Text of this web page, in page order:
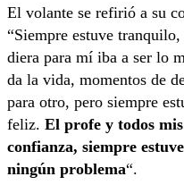
El volante se refirió a su
“Siempre estuve
diera para mí iba a ser lo
da la vida, momentos de
para otro, pero siempre
feliz. El profe y todos
confianza, siempre
ningún problema“.